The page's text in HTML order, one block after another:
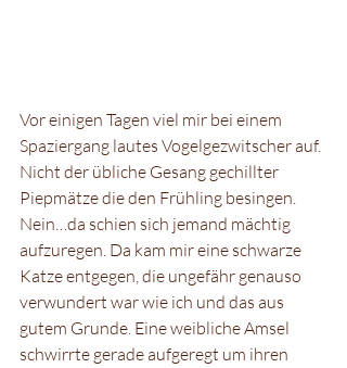
Vor einigen Tagen viel mir bei einem
Spaziergang lautes Vogelgezwitscher auf.
Nicht der übliche Gesang gechillter
Piepmätze die den Frühling besingen.
Nein…da schien sich jemand mächtig
aufzuregen. Da kam mir eine schwarze
Katze entgegen, die ungefähr genauso
verwundert war wie ich und das aus
gutem Grunde. Eine weibliche Amsel
schwirrte gerade aufgeregt um ihren